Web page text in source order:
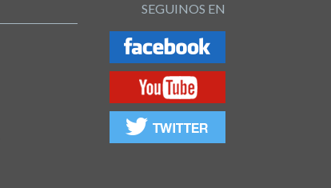
SEGUINOS EN